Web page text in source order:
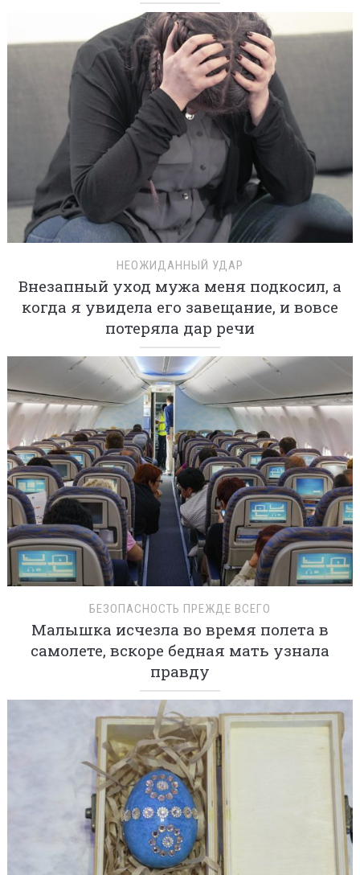
НЕОЖИДАННЫЙ УДАР
Внезапный уход мужа меня подкосил, а
когда я увидела его завещание, и вовсе
потеряла дар речи
БЕЗОПАСНОСТЬ ПРЕЖДЕ ВСЕГО
Малышка исчезла во время полета в
самолете, вскоре бедная мать узнала
правду